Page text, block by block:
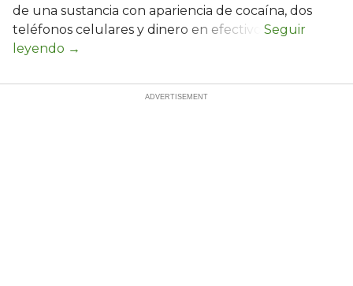
de una sustancia con apariencia de cocaína, dos
teléfonos celulares y dinero en efectivo.